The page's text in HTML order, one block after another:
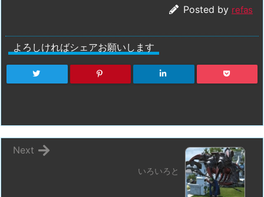
Posted by refas
よろしければシェアお願いします
いろいろと
Next